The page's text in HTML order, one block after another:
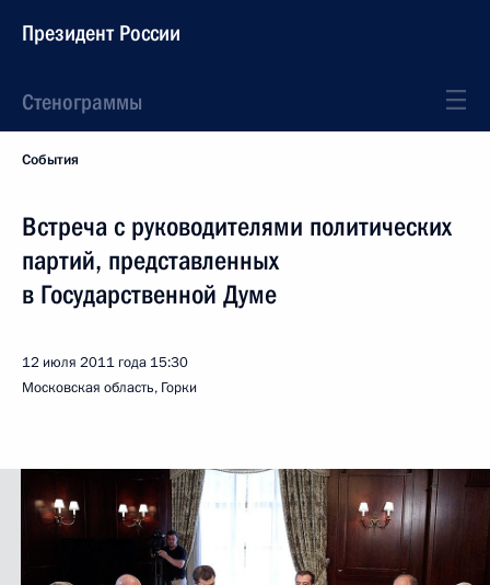
Президент России
Стенограммы
События
Встреча с руководителями политических
партий, представленных
в Государственной Думе
12 июля 2011 года 15:30
Московская область, Горки